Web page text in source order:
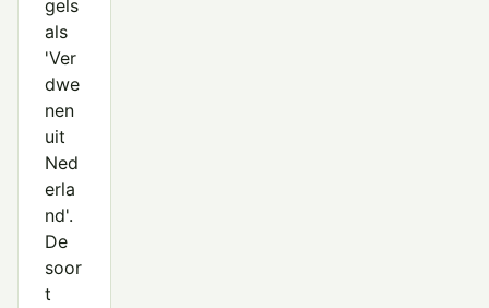
gels
als
'Ver
dwe
nen
uit
Ned
erla
nd'.
De
soor
t